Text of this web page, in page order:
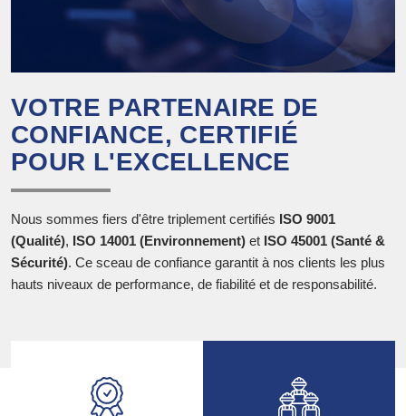
VOTRE PARTENAIRE DE
CONFIANCE, CERTIFIÉ
POUR L'EXCELLENCE
Nous sommes fiers d'être triplement certifiés ISO 9001
(Qualité), ISO 14001 (Environnement) et ISO 45001 (Santé &
Sécurité). Ce sceau de confiance garantit à nos clients les plus
hauts niveaux de performance, de fiabilité et de responsabilité.